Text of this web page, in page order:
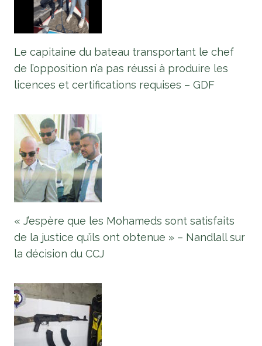
Le capitaine du bateau transportant le chef
de l’opposition n’a pas réussi à produire les
licences et certifications requises – GDF
« J’espère que les Mohameds sont satisfaits
de la justice qu’ils ont obtenue » – Nandlall sur
la décision du CCJ